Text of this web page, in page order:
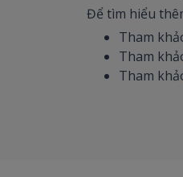
Để tìm hiểu
Tham
Tham
Tham